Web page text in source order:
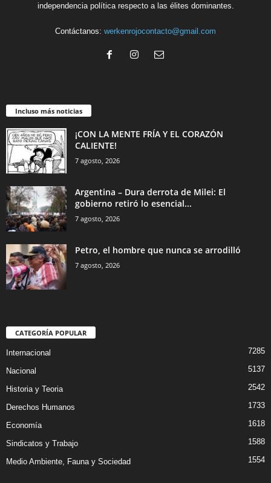
independencia política respecto a las élites dominantes.
Contáctanos: werkenrojocontacto@gmail.com
Incluso más noticias
¡CON LA MENTE FRÍA Y EL CORAZÓN
CALIENTE!
7 agosto, 2026
Argentina – Dura derrota de Milei: El
gobierno retiró lo esencial...
7 agosto, 2026
Petro, el hombre que nunca se arrodilló
7 agosto, 2026
CATEGORÍA POPULAR
Internacional 7285
Nacional 5137
Historia y Teoria 2542
Derechos Humanos 1733
Economía 1618
Sindicatos y Trabajo 1588
Medio Ambiente, Fauna y Sociedad 1554